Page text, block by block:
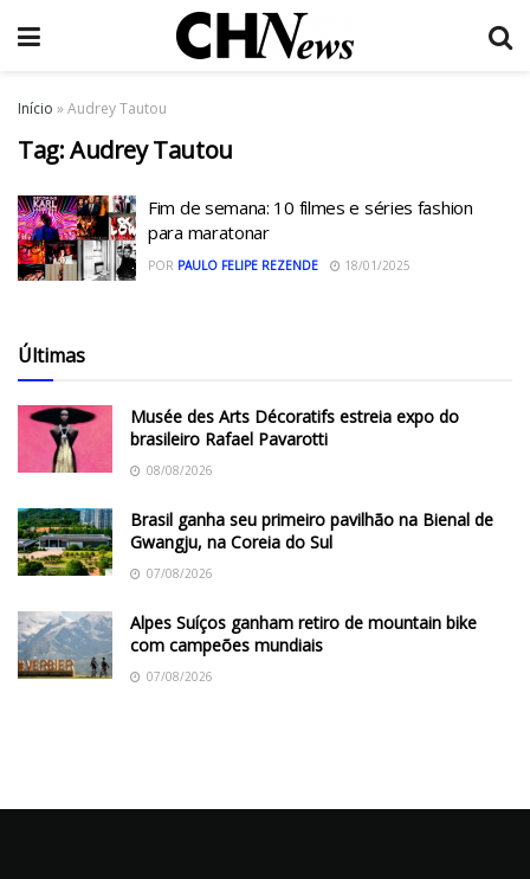
Início »Audrey Tautou
Tag:Audrey Tautou
Fim de semana: 10 filmes e séries fashion
para maratonar
POR PAULO FELIPE REZENDE 18/01/2025
Últimas
Musée des Arts Décoratifs estreia expo do
brasileiro Rafael Pavarotti
08/08/2026
Brasil ganha seu primeiro pavilhão na Bienal de
Gwangju, na Coreia do Sul
07/08/2026
Alpes Suíços ganham retiro de mountain bike
com campeões mundiais
07/08/2026